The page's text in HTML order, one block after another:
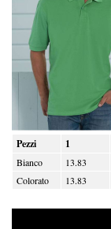
Pezzi 1
Bianco 13.83
Colorato
13.83